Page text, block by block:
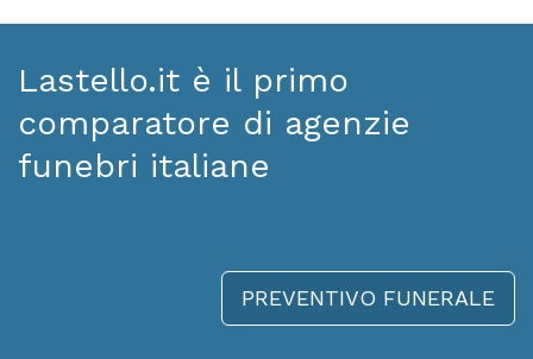
Lastello.it è il primo
comparatore di agenzie
funebri italiane
PREVENTIVO FUNERALE